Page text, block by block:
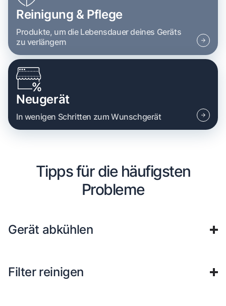
Reinigung & Pflege
Produkte, um die Lebensdauer deines Geräts
zu verlängern
Neugerät
In wenigen Schritten zum Wunschgerät
Tipps für die häufigsten
Probleme
Gerät abkühlen
Filter reinigen